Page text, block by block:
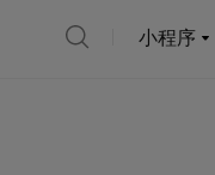
小程序